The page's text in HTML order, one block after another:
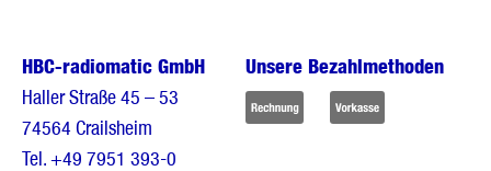
HBC-radiomatic GmbH
Haller Straße 45 – 53
74564 Crailsheim
Tel.+49 7951 393-0
Unsere Bezahlmethoden